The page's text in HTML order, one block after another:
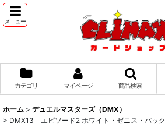
メニュー
カテゴリ マイページ 商品検索
ホーム > デュエルマスターズ（DMX）
> DMX13 エピソード2 ホワイト・ゼニス・パック